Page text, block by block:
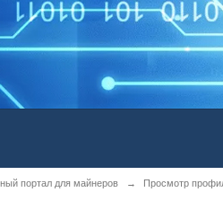
портал для майнеров → Просмотр